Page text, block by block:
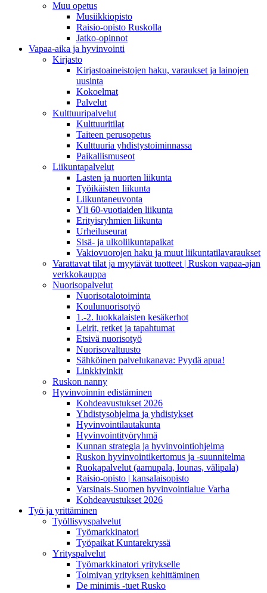
Muu opetus
Musiikkiopisto
Raisio-opisto Ruskolla
Jatko-opinnot
Vapaa-aika ja hyvinvointi
Kirjasto
Kirjastoaineistojen haku, varaukset ja lainojen
uusinta
Kokoelmat
Palvelut
Kulttuuripalvelut
Kulttuuritilat
Taiteen perusopetus
Kulttuuria yhdistystoiminnassa
Paikallismuseot
Liikuntapalvelut
Lasten ja nuorten liikunta
Työikäisten liikunta
Liikuntaneuvonta
Yli 60-vuotiaiden liikunta
Erityisryhmien liikunta
Urheiluseurat
Sisä- ja ulkoliikuntapaikat
Vakiovuorojen haku ja muut liikuntatilavaraukset
Varattavat tilat ja myytävät tuotteet | Ruskon vapaa-ajan
verkkokauppa
Nuorisopalvelut
Nuorisotalotoiminta
Koulunuorisotyö
1.-2. luokkalaisten kesäkerhot
Leirit, retket ja tapahtumat
Etsivä nuorisotyö
Nuorisovaltuusto
Sähköinen palvelukanava: Pyydä apua!
Linkkivinkit
Ruskon nanny
Hyvinvoinnin edistäminen
Kohdeavustukset 2026
Yhdistysohjelma ja yhdistykset
Hyvinvointilautakunta
Hyvinvointityöryhmä
Kunnan strategia ja hyvinvointiohjelma
Ruskon hyvinvointikertomus ja -suunnitelma
Ruokapalvelut (aamupala, lounas, välipala)
Raisio-opisto | kansalaisopisto
Varsinais-Suomen hyvinvointialue Varha
Kohdeavustukset 2026
Työ ja yrittäminen
Työllisyyspalvelut
Työmarkkinatori
Työpaikat Kuntarekryssä
Yrityspalvelut
Työmarkkinatori yritykselle
Toimivan yrityksen kehittäminen
De minimis -tuet Rusko